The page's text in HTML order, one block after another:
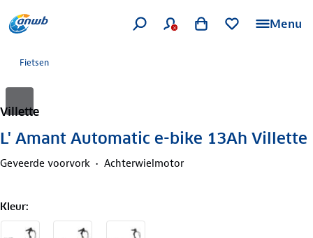
Menu
Fietsen
Villette
L' Amant Automatic e-bike 13Ah Villette
Geveerde voorvork Achterwielmotor
Kleur: